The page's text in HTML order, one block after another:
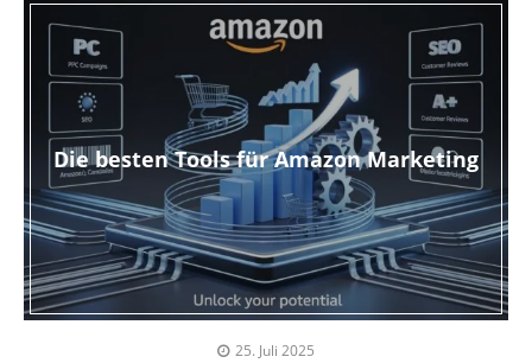
Die besten Tools für Amazon Marketing
25. Juli 2025